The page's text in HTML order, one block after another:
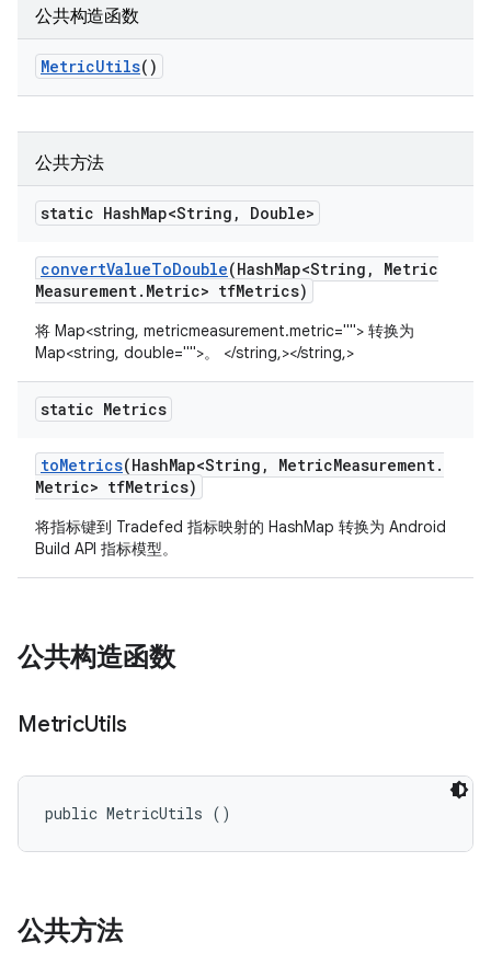
公共构造函数
MetricUtils()
公共方法
static HashMap<String , Double>
convertValueToDouble(HashMap<String ,
Metric
Measurement. Metric> tfMetrics)
将 Map<string, metricmeasurement.metric=""> 转换为
Map<string, double="">。 </string,></string,>
static Metrics
toMetrics(HashMap<String , MetricMeasurement.
Metric> tfMetrics)
将指标键到 Tradefed 指标映射的 HashMap 转换为 Android
Build API 指标模型。
公共构造函数
MetricUtils
public MetricUtils ()
公共方法